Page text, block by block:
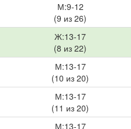
М:9-12
(9 из 26)
Ж:13-17
(8 из 22)
М:13-17
(10 из 20)
М:13-17
(11 из 20)
М:13-17